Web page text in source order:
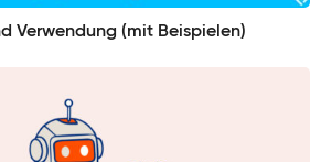
Verwendung (mit Beispielen)